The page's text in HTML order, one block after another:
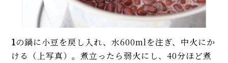
1の鍋に小豆を戻し入れ、水600mlを注ぎ、中火にか
ける（上写真）。煮立ったら弱火にし、40分ほど煮